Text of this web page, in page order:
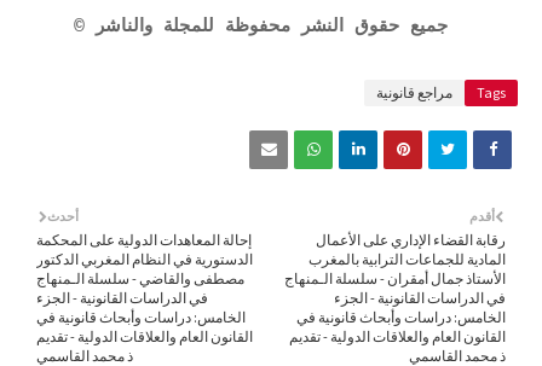
جميع حقوق النشر محفوظة للمجلة والناشر ©
Tags مراجع قانونية
أحدث
إحالة المعاهدات الدولية على المحكمة
الدستورية في النظام المغربي الدكتور
مصطفى والقاضي - سلسلة الـمنهاج
في الدراسات القانونية - الجزء
الخامس: دراسات وأبحاث قانونية في
القانون العام والعلاقات الدولية - تقديم
ذ محمد القاسمي
أقدم
رقابة القضاء الإداري على الأعمال
المادية للجماعات الترابية بالمغرب
الأستاذ جمال أمقران - سلسلة الـمنهاج
في الدراسات القانونية - الجزء
الخامس: دراسات وأبحاث قانونية في
القانون العام والعلاقات الدولية - تقديم
ذ محمد القاسمي